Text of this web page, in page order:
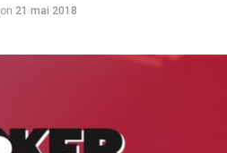
on 21 mai 2018